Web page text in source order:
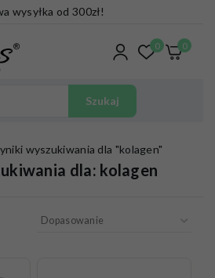
wysyłka od 300zł!
0 0
Szukaj
wyszukiwania dla "kolagen"
dla: kolagen